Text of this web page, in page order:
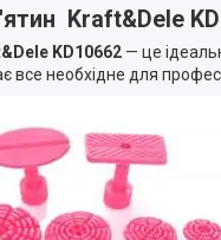
Kraft&Dele
KD10662 — це
необхідне для